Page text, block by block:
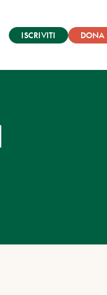
ISCRIVITI
DONA